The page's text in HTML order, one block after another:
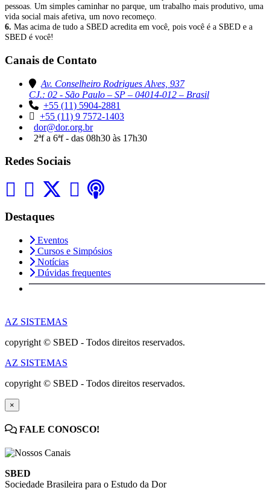
pessoas. Um simples caminhar no parque, um trabalho mais produtivo, uma
vida social mais afetiva, um novo recomeço.
6. Mas acima de tudo a SBED acredita em você, pois você é a SBED e a
SBED é você!
Canais de Contato
Av. Conselheiro Rodrigues Alves, 937
CJ.: 02 - São Paulo – SP – 04014-012 – Brasil
+55 (11) 5904-2881
+55 (11) 9 7572-1403
dor@dor.org.br
2ªf a 6ªf - das 08h30 às 17h30
Redes Sociais
Destaques
Eventos
Cursos e Simpósios
Notícias
Dúvidas frequentes
AZ SISTEMAS
copyright © SBED - Todos direitos reservados.
AZ SISTEMAS
copyright © SBED - Todos direitos reservados.
×
FALE CONOSCO!
SBED
Sociedade Brasileira para o Estudo da Dor